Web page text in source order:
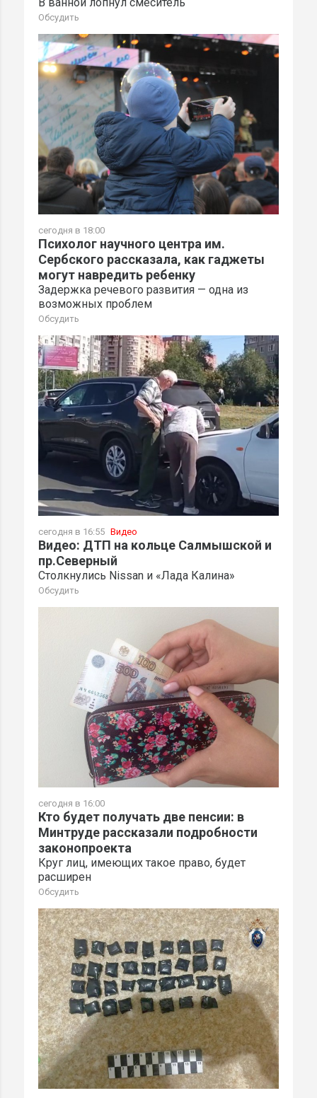
Обсудить
сегодня в 18:00
Психолог научного центра им.
Сербского рассказала, как гаджеты
могут навредить ребенку
Задержка речевого развития — одна из
возможных проблем
Обсудить
сегодня в 16:55 Видео
Видео: ДТП на кольце Салмышской и
пр.Северный
Столкнулись Nissan и «Лада Калина»
Обсудить
сегодня в 16:00
Кто будет получать две пенсии: в
Минтруде рассказали подробности
законопроекта
Круг лиц, имеющих такое право, будет
расширен
Обсудить